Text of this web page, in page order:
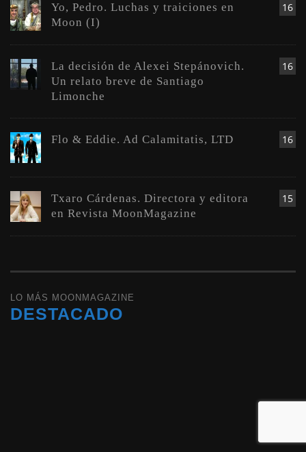
16
Yo, Pedro. Luchas y traiciones en
Moon (I)
16
La decisión de Alexei Stepánovich.
Un relato breve de Santiago
Limonche
16
Flo & Eddie. Ad Calamitatis, LTD
15
Txaro Cárdenas. Directora y editora
en Revista MoonMagazine
LO MÁS MOONMAGAZINE
DESTACADO